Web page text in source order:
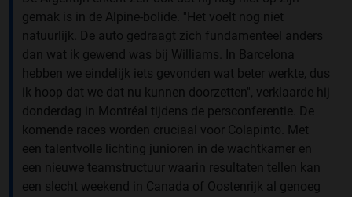
gemak is in de Alpine-bolide. ''Het voelt nog niet
natuurlijk. De auto gedraagt zich fundamenteel anders
dan wat ik gewend was bij Williams. In Barcelona
hebben we eindelijk iets gevonden wat beter werkte, dus
ik hoop dat we dat nu kunnen doorzetten'', verklaarde hij
donderdag in Montréal tijdens de persconferentie. De
komende races worden cruciaal voor Colapinto. Met
een talentvolle lichting junioren in de wachtkamer en
een nieuwe teamstructuur waarin resultaten tellen kan
een slecht weekend in Canada of Oostenrijk al genoeg